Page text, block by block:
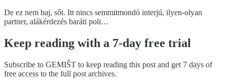
De ez nem baj, sőt. Itt nincs semmitmondó interjú, ilyen-olyan
partner, alákérdezés baráti poli…
Keep reading with a 7-day free trial
Subscribe to GEMIŠT to keep reading this post and get 7 days of
free access to the full post archives.